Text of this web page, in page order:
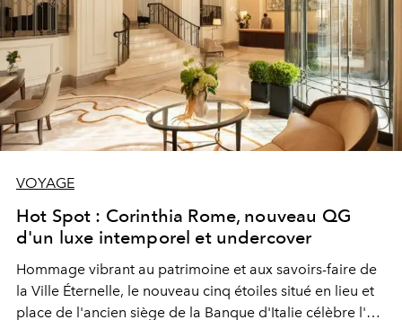
VOYAGE
Hot Spot : Corinthia Rome, nouveau QG
d'un luxe intemporel et undercover
Hommage vibrant au patrimoine et aux savoirs-faire de
la Ville Éternelle, le nouveau cinq étoiles situé en lieu et
place de l'ancien siège de la Banque d'Italie célèbre l'art